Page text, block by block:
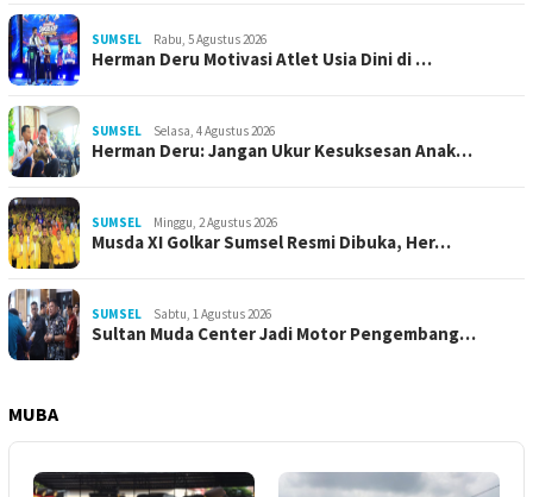
SUMSEL Rabu, 5 Agustus 2026
Herman Deru Motivasi Atlet Usia Dini di …
SUMSEL Selasa, 4 Agustus 2026
Herman Deru: Jangan Ukur Kesuksesan Anak…
SUMSEL Minggu, 2 Agustus 2026
Musda XI Golkar Sumsel Resmi Dibuka, Her…
SUMSEL Sabtu, 1 Agustus 2026
Sultan Muda Center Jadi Motor Pengembang…
MUBA